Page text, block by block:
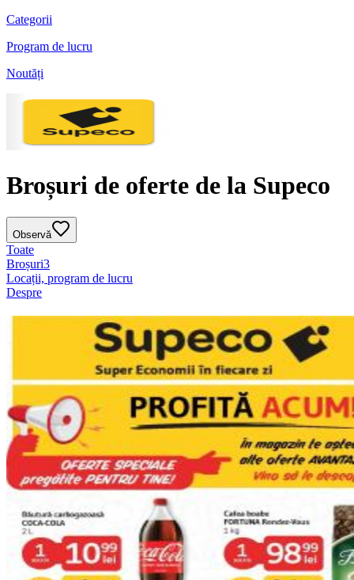
Categorii
Program de lucru
Noutăți
Broșuri de oferte de la Supeco
Observă
Toate
Broșuri3
Locații, program de lucru
Despre